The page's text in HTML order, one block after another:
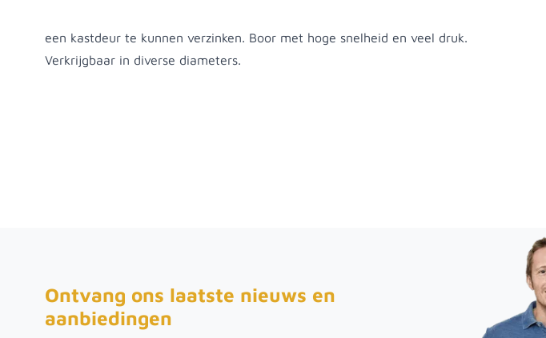
een kastdeur te kunnen verzinken. Boor met hoge snelheid en veel druk.
Verkrijgbaar in diverse diameters.
Ontvang ons laatste nieuws en
aanbiedingen